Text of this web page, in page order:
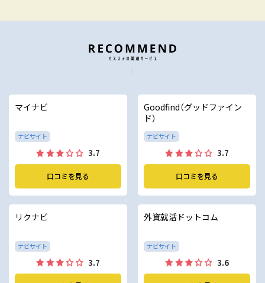
マイナビ
ナビサイト
3.7
口コミを見る
Goodfind（グッドファイン
ド）
ナビサイト
3.7
口コミを見る
リクナビ
ナビサイト
3.7
外資就活ドットコム
ナビサイト
3.6